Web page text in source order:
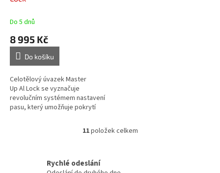
Do 5 dnů
8 995 Kč
Do košíku
Celotělový úvazek Master
Up Al Lock se vyznačuje
revolučním systémem nastavení
pasu, který umožňuje pokrytí
O
11položek celkem
Rychlé odeslání